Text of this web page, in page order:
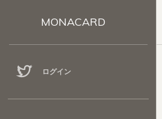
MONACARD
ログイン